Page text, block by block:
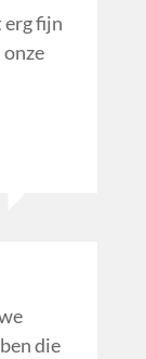
erg fijn
die